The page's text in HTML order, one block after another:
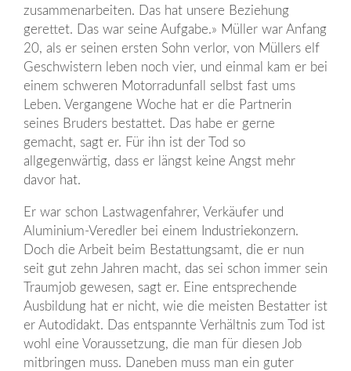
zusammenarbeiten. Das hat unsere Beziehung
gerettet. Das war seine Aufgabe.» Müller war Anfang
20, als er seinen ersten Sohn verlor, von Müllers elf
Geschwistern leben noch vier, und einmal kam er bei
einem schweren Motorradunfall selbst fast ums
Leben. Vergangene Woche hat er die Partnerin
seines Bruders bestattet. Das habe er gerne
gemacht, sagt er. Für ihn ist der Tod so
allgegenwärtig, dass er längst keine Angst mehr
davor hat.
Er war schon Lastwagenfahrer, Verkäufer und
Aluminium-Veredler bei einem Industriekonzern.
Doch die Arbeit beim Bestattungsamt, die er nun
seit gut zehn Jahren macht, das sei schon immer sein
Traumjob gewesen, sagt er. Eine entsprechende
Ausbildung hat er nicht, wie die meisten Bestatter ist
er Autodidakt. Das entspannte Verhältnis zum Tod ist
wohl eine Voraussetzung, die man für diesen Job
mitbringen muss. Daneben muss man ein guter